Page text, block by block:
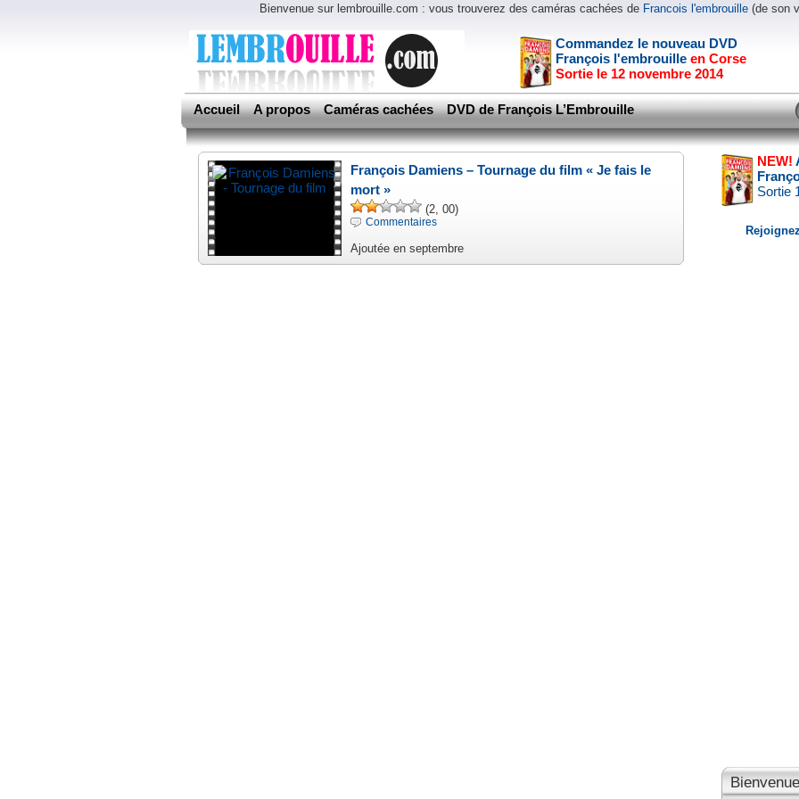
Bienvenue sur lembrouille.com : vous trouverez des caméras cachées de Francois l'embrouille (de son
Commandez le nouveau DVD
François l'embrouille en Corse
Sortie le 12 novembre 2014
Accueil A propos Caméras cachées DVD de François L’Embrouille
François Damiens – Tournage du film « Je fais le
mort »
(2, 00)
Commentaires
Ajoutée en septembre
NEW!
Sortie